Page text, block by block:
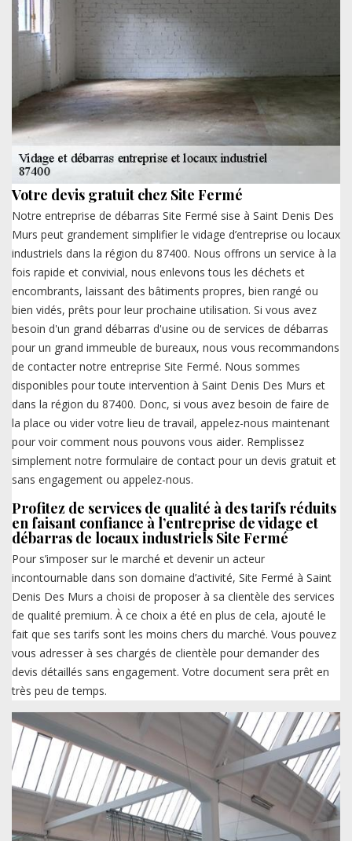
Votre devis gratuit chez Site Fermé
Notre entreprise de débarras Site Fermé sise à Saint Denis Des
Murs peut grandement simplifier le vidage d’entreprise ou locaux
industriels dans la région du 87400. Nous offrons un service à la
fois rapide et convivial, nous enlevons tous les déchets et
encombrants, laissant des bâtiments propres, bien rangé ou
bien vidés, prêts pour leur prochaine utilisation. Si vous avez
besoin d'un grand débarras d'usine ou de services de débarras
pour un grand immeuble de bureaux, nous vous recommandons
de contacter notre entreprise Site Fermé. Nous sommes
disponibles pour toute intervention à Saint Denis Des Murs et
dans la région du 87400. Donc, si vous avez besoin de faire de
la place ou vider votre lieu de travail, appelez-nous maintenant
pour voir comment nous pouvons vous aider. Remplissez
simplement notre formulaire de contact pour un devis gratuit et
sans engagement ou appelez-nous.
Profitez de services de qualité à des tarifs réduits
en faisant confiance à l’entreprise de vidage et
débarras de locaux industriels Site Fermé
Pour s’imposer sur le marché et devenir un acteur
incontournable dans son domaine d’activité, Site Fermé à Saint
Denis Des Murs a choisi de proposer à sa clientèle des services
de qualité premium. À ce choix a été en plus de cela, ajouté le
fait que ses tarifs sont les moins chers du marché. Vous pouvez
vous adresser à ses chargés de clientèle pour demander des
devis détaillés sans engagement. Votre document sera prêt en
très peu de temps.